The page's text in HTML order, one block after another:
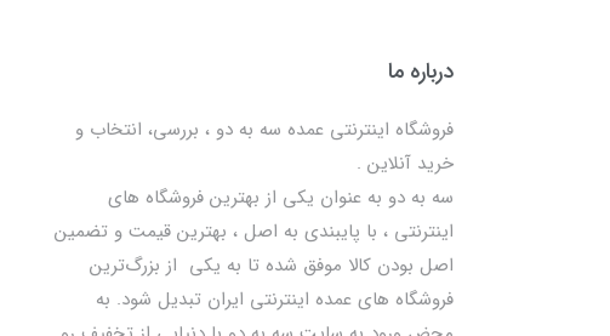
درباره ما
فروشگاه اینترنتی عمده سه به دو ، بررسی، انتخاب و
خرید آنلاین .
سه به دو به عنوان یکی از بهترين فروشگاه های
اینترنتی ، با پایبندی به اصل ، بهترين قيمت و تضمین
اصل‌ بودن کالا موفق شده تا به يكي از بزرگ‌ترين
فروشگاه هاي عمده اینترنتی ایران تبدیل شود. به